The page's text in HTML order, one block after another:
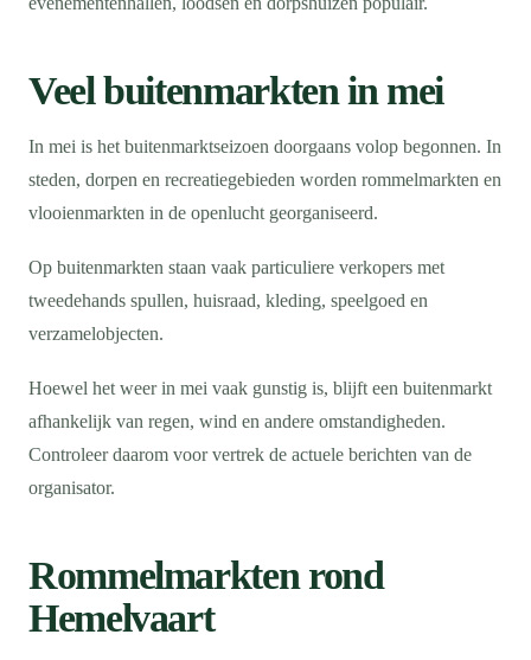
Veel buitenmarkten in mei
In mei is het buitenmarktseizoen doorgaans volop begonnen. In
steden, dorpen en recreatiegebieden worden rommelmarkten en
vlooienmarkten in de openlucht georganiseerd.
Op buitenmarkten staan vaak particuliere verkopers met
tweedehands spullen, huisraad, kleding, speelgoed en
verzamelobjecten.
Hoewel het weer in mei vaak gunstig is, blijft een buitenmarkt
afhankelijk van regen, wind en andere omstandigheden.
Controleer daarom voor vertrek de actuele berichten van de
organisator.
Rommelmarkten rond
Hemelvaart